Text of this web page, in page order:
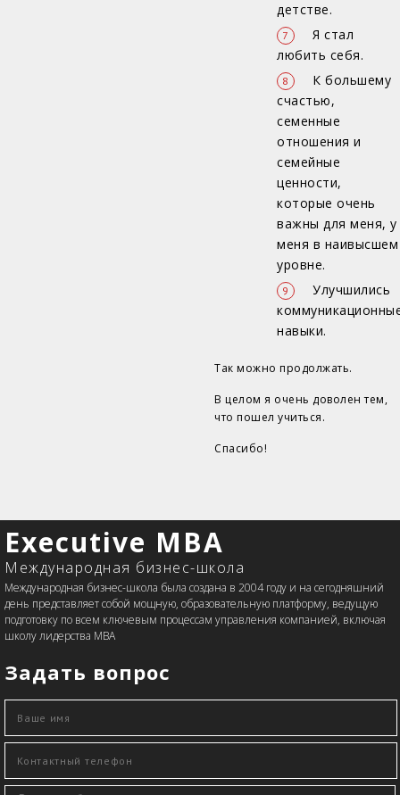
детстве.
Я стал
любить себя.
К большему
счастью,
семенные
отношения и
семейные
ценности,
которые очень
важны для меня, у
меня в наивысшем
уровне.
Улучшились
навыки.
Так можно продолжать.
В целом я очень доволен тем,
что пошел учиться.
Спасибо!
Executive MBA
Международная бизнес-школа
Международная бизнес-школа была создана в 2004 году и на сегодняшний
день представляет собой мощную, образовательную платформу, ведущую
подготовку по всем ключевым процессам управления компанией, включая
школу лидерства MBA
Задать вопрос
Ваше имя
Контактный телефон